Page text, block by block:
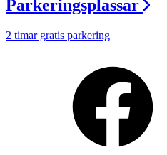
Parkeringsplassar
2 timar gratis parkering